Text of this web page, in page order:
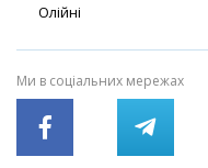
Олійні
Ми в соціальних мережах